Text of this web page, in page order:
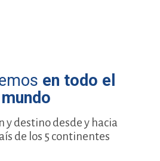
en todo el
mundo
y destino desde y hacia
de los 5 continentes